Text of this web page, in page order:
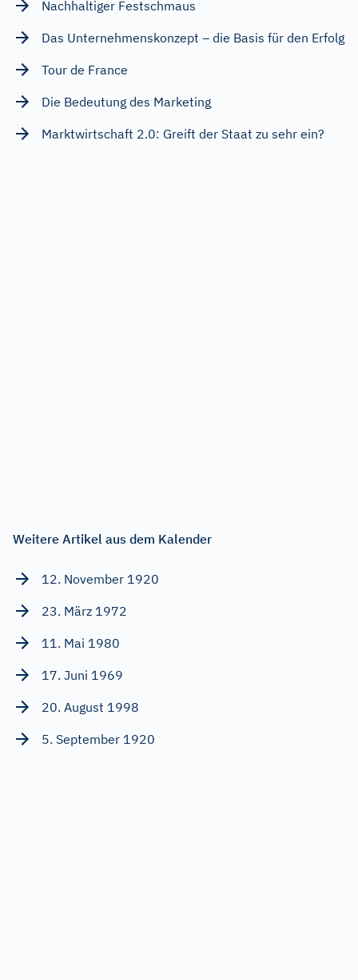
Nachhaltiger Festschmaus
Das Unternehmenskonzept – die Basis für den Erfolg
Tour de France
Die Bedeutung des Marketing
Marktwirtschaft 2.0: Greift der Staat zu sehr ein?
Weitere Artikel aus dem Kalender
12. November 1920
23. März 1972
11. Mai 1980
17. Juni 1969
20. August 1998
5. September 1920